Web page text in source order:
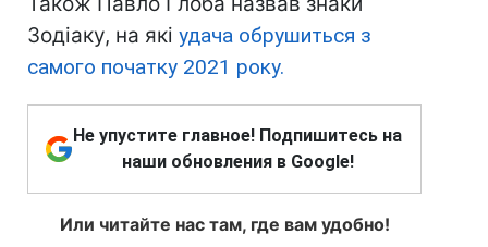
Зодіаку, на які удача обрушиться з
самого початку 2021 року.
Не упустите главное! Подпишитесь на
наши обновления в Google!
Или читайте нас там, где вам удобно!